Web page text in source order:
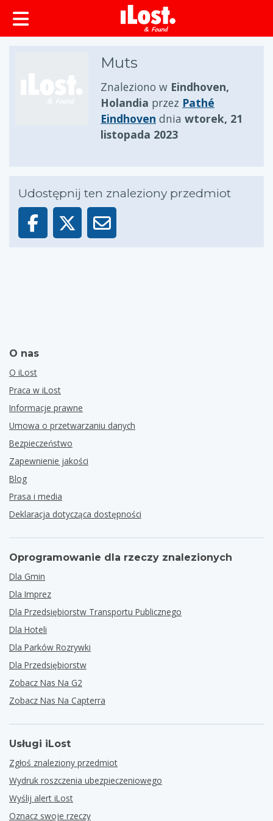
zawartości
Muts
Znaleziono w Eindhoven,
Holandia przez Pathé
Eindhoven dnia wtorek, 21
listopada 2023
Udostępnij ten znaleziony przedmiot
O nas
O iLost
Praca w iLost
Informacje prawne
Umowa o przetwarzaniu danych
Bezpieczeństwo
Zapewnienie jakości
Blog
Prasa i media
Deklaracja dotycząca dostępności
Oprogramowanie dla rzeczy znalezionych
Dla Gmin
Dla Imprez
Dla Przedsiębiorstw Transportu Publicznego
Dla Hoteli
Dla Parków Rozrywki
Dla Przedsiębiorstw
Zobacz Nas Na G2
Zobacz Nas Na Capterra
Usługi iLost
Zgłoś znaleziony przedmiot
Wydruk roszczenia ubezpieczeniowego
Wyślij alert iLost
Oznacz swoje rzeczy